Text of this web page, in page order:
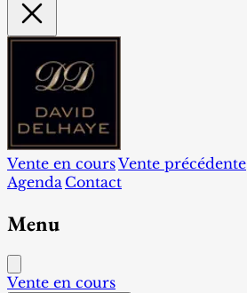
Vente en coursVente précédente
Agenda Contact
Menu
Vente en cours